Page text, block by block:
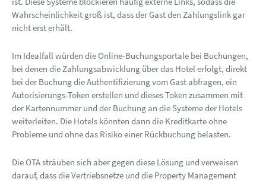
Wahrscheinlichkeit groß ist, dass der Gast den Zahlungslink gar
nicht erst erhält.
Im Idealfall würden die Online-Buchungsportale bei Buchungen,
bei denen die Zahlungsabwicklung über das Hotel erfolgt, direkt
bei der Buchung die Authentifizierung vom Gast abfragen, ein
Autorisierungs-Token erstellen und dieses Token zusammen mit
der Kartennummer und der Buchung an die Systeme der Hotels
weiterleiten. Die Hotels könnten dann die Kreditkarte ohne
Probleme und ohne das Risiko einer Rückbuchung belasten.
Die OTA sträuben sich aber gegen diese Lösung und verweisen
darauf, dass die Vertriebsnetze und die Property Management